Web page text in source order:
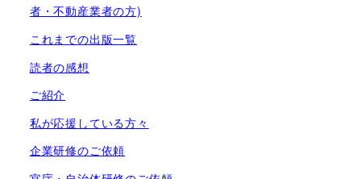
者・不動産業者の方)
これまでの出版一覧
読者の感想
ご紹介
私が応援している方々
企業研修のご依頼